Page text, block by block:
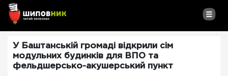
У Баштанській громаді відкрили сім
модульних будинків для ВПО та
фельдшерсько-акушерський пункт